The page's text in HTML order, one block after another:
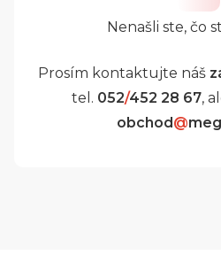
Nenašli ste, čo
Prosím kontaktujte náš
tel. 052/452 28 67,
obchod @